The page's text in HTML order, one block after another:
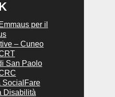
per il
– Cuneo
San Paolo
SocialFare
Disabilità